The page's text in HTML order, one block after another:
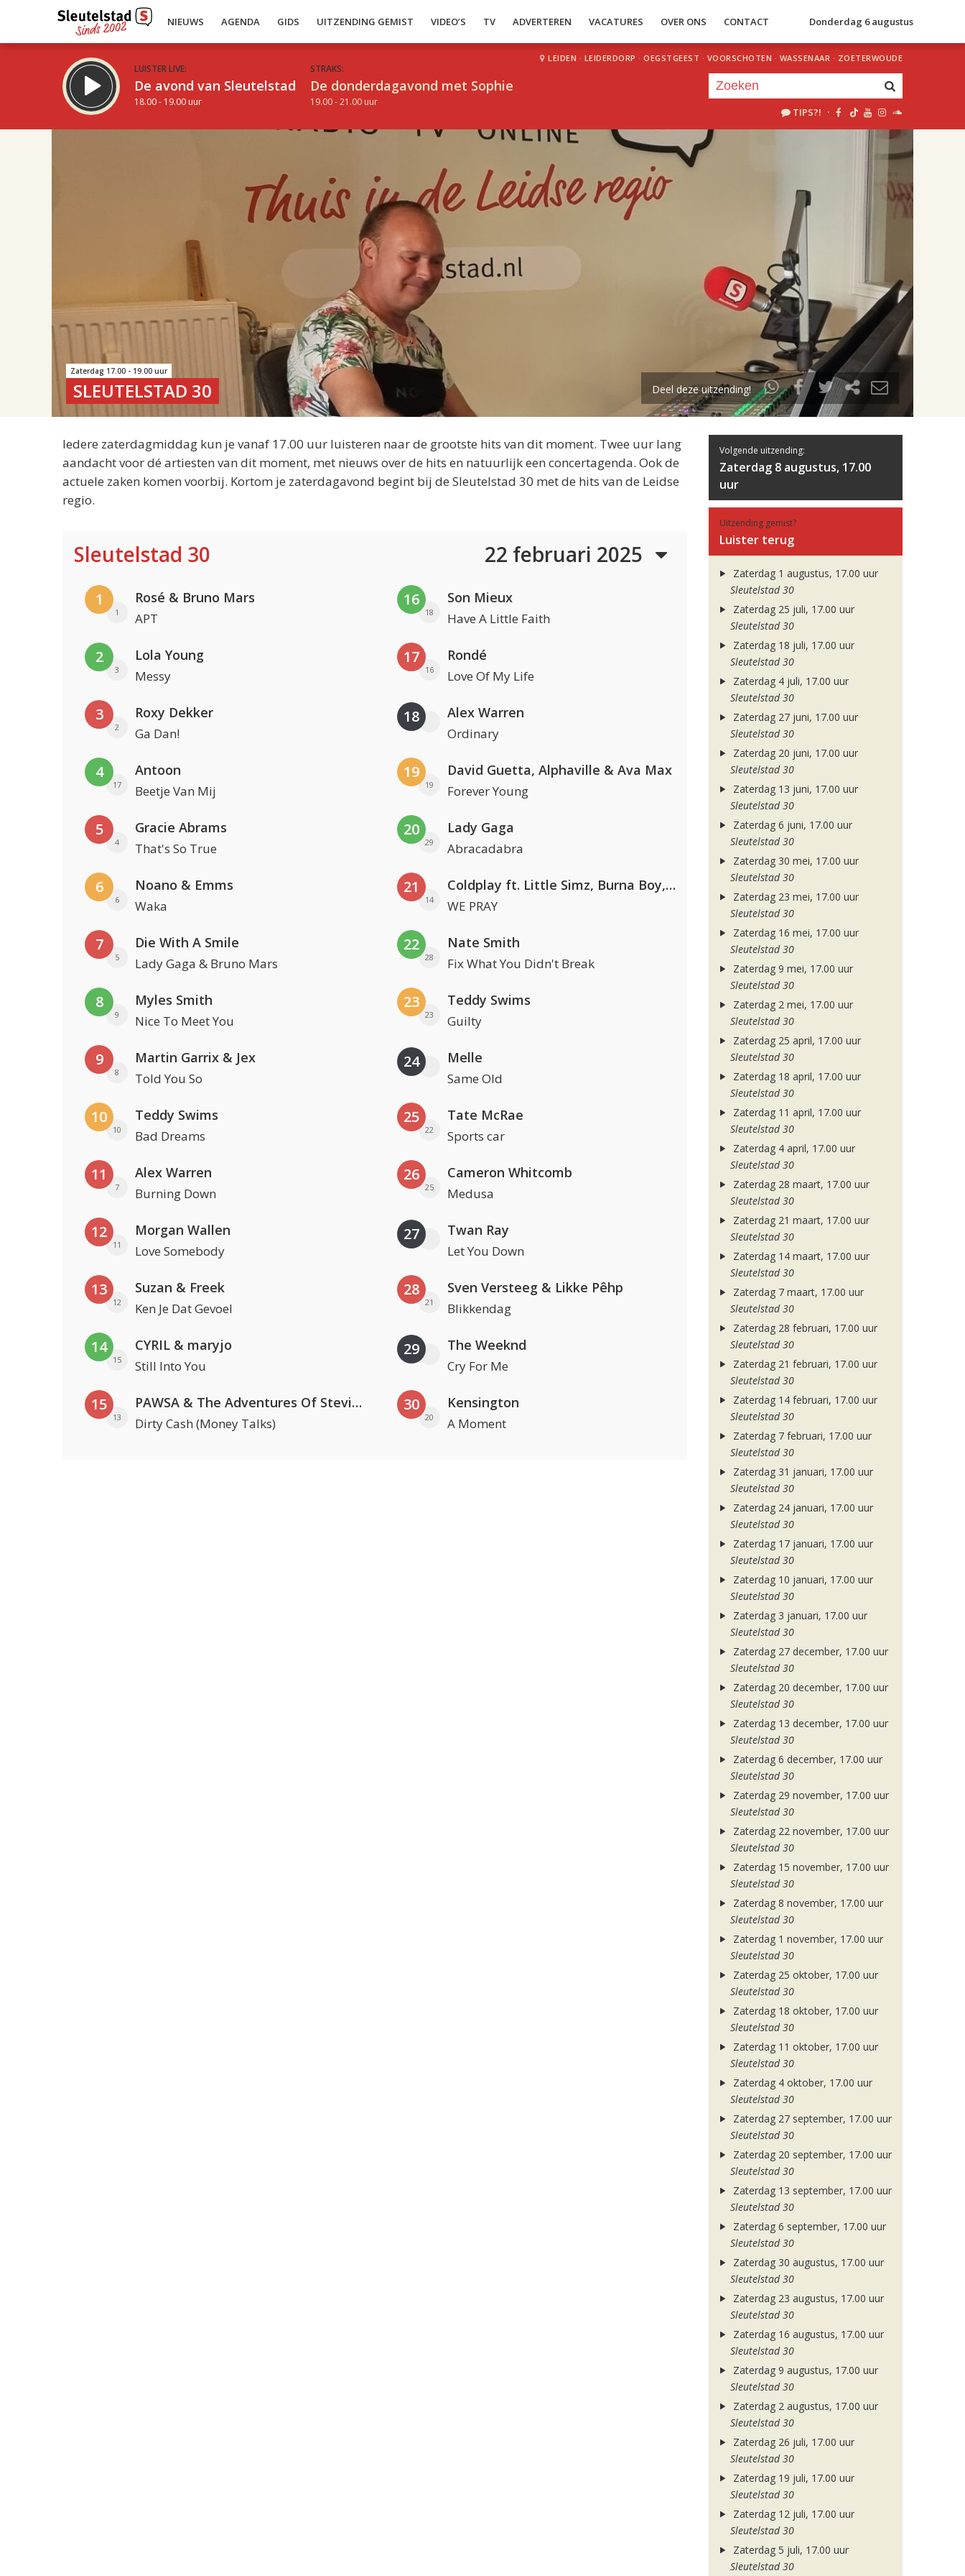
NIEUWS AGENDA GIDS UITZENDING GEMIST VIDEO’S TV ADVERTEREN VACATURES OVER ONS CONTACT Donderdag 6 augustus
LUISTER LIVE:
De avond van Sleutelstad
18.00 - 19.00 uur
STRAKS:
De donderdagavond met Sophie
19.00 - 21.00 uur
LEIDEN · LEIDERDORP · OEGSTGEEST · VOORSCHOTEN · WASSENAAR · ZOETERWOUDE
TIPS?! ·
uur 1 van 2
Volgend uur
Zaterdag 17.00 - 19.00 uur
SLEUTELSTAD 30 Deel deze uitzending!
Iedere zaterdagmiddag kun je vanaf 17.00 uur luisteren naar de grootste hits van dit moment. Twee uur lang
aandacht voor dé artiesten van dit moment, met nieuws over de hits en natuurlijk een concertagenda. Ook de
actuele zaken komen voorbij. Kortom je zaterdagavond begint bij de Sleutelstad 30 met de hits van de Leidse
regio.
Sleutelstad 30 22 februari 2025
1
1
Rosé & Bruno Mars
APT
2
3
Lola Young
Messy
3
2
Roxy Dekker
Ga Dan!
4
17
Antoon
Beetje Van Mij
5
4
Gracie Abrams
That's So True
6
6
Noano & Emms
Waka
7
5
Die With A Smile
Lady Gaga & Bruno Mars
8
9
Myles Smith
Nice To Meet You
9
8
Martin Garrix & Jex
Told You So
10
10
Teddy Swims
Bad Dreams
11
7
Alex Warren
Burning Down
12
11
Morgan Wallen
Love Somebody
13
12
Suzan & Freek
Ken Je Dat Gevoel
14
15
CYRIL & maryjo
Still Into You
15
13
PAWSA & The Adventures Of Stevie V
Dirty Cash (Money Talks)
16
18
Son Mieux
Have A Little Faith
17
16
Rondé
Love Of My Life
18 Alex Warren
Ordinary
19
19
David Guetta, Alphaville & Ava Max
Forever Young
20
29
Lady Gaga
Abracadabra
21
14
Coldplay ft. Little Simz, Burna Boy, Elyanna & Tini
WE PRAY
22
28
Nate Smith
Fix What You Didn't Break
23
23
Teddy Swims
Guilty
24 Melle
Same Old
25
22
Tate McRae
Sports car
26
25
Cameron Whitcomb
Medusa
27 Twan Ray
Let You Down
28
21
Sven Versteeg & Likke Pêhp
Blikkendag
29 The Weeknd
Cry For Me
30
20
Kensington
A Moment
Volgende uitzending:
Zaterdag 8 augustus, 17.00
uur
Uitzending gemist?
Luister terug
Zaterdag 1 augustus, 17.00 uur
Sleutelstad 30
Zaterdag 25 juli, 17.00 uur
Sleutelstad 30
Zaterdag 18 juli, 17.00 uur
Sleutelstad 30
Zaterdag 4 juli, 17.00 uur
Sleutelstad 30
Zaterdag 27 juni, 17.00 uur
Sleutelstad 30
Zaterdag 20 juni, 17.00 uur
Sleutelstad 30
Zaterdag 13 juni, 17.00 uur
Sleutelstad 30
Zaterdag 6 juni, 17.00 uur
Sleutelstad 30
Zaterdag 30 mei, 17.00 uur
Sleutelstad 30
Zaterdag 23 mei, 17.00 uur
Sleutelstad 30
Zaterdag 16 mei, 17.00 uur
Sleutelstad 30
Zaterdag 9 mei, 17.00 uur
Sleutelstad 30
Zaterdag 2 mei, 17.00 uur
Sleutelstad 30
Zaterdag 25 april, 17.00 uur
Sleutelstad 30
Zaterdag 18 april, 17.00 uur
Sleutelstad 30
Zaterdag 11 april, 17.00 uur
Sleutelstad 30
Zaterdag 4 april, 17.00 uur
Sleutelstad 30
Zaterdag 28 maart, 17.00 uur
Sleutelstad 30
Zaterdag 21 maart, 17.00 uur
Sleutelstad 30
Zaterdag 14 maart, 17.00 uur
Sleutelstad 30
Zaterdag 7 maart, 17.00 uur
Sleutelstad 30
Zaterdag 28 februari, 17.00 uur
Sleutelstad 30
Zaterdag 21 februari, 17.00 uur
Sleutelstad 30
Zaterdag 14 februari, 17.00 uur
Sleutelstad 30
Zaterdag 7 februari, 17.00 uur
Sleutelstad 30
Zaterdag 31 januari, 17.00 uur
Sleutelstad 30
Zaterdag 24 januari, 17.00 uur
Sleutelstad 30
Zaterdag 17 januari, 17.00 uur
Sleutelstad 30
Zaterdag 10 januari, 17.00 uur
Sleutelstad 30
Zaterdag 3 januari, 17.00 uur
Sleutelstad 30
Zaterdag 27 december, 17.00 uur
Sleutelstad 30
Zaterdag 20 december, 17.00 uur
Sleutelstad 30
Zaterdag 13 december, 17.00 uur
Sleutelstad 30
Zaterdag 6 december, 17.00 uur
Sleutelstad 30
Zaterdag 29 november, 17.00 uur
Sleutelstad 30
Zaterdag 22 november, 17.00 uur
Sleutelstad 30
Zaterdag 15 november, 17.00 uur
Sleutelstad 30
Zaterdag 8 november, 17.00 uur
Sleutelstad 30
Zaterdag 1 november, 17.00 uur
Sleutelstad 30
Zaterdag 25 oktober, 17.00 uur
Sleutelstad 30
Zaterdag 18 oktober, 17.00 uur
Sleutelstad 30
Zaterdag 11 oktober, 17.00 uur
Sleutelstad 30
Zaterdag 4 oktober, 17.00 uur
Sleutelstad 30
Zaterdag 27 september, 17.00 uur
Sleutelstad 30
Zaterdag 20 september, 17.00 uur
Sleutelstad 30
Zaterdag 13 september, 17.00 uur
Sleutelstad 30
Zaterdag 6 september, 17.00 uur
Sleutelstad 30
Zaterdag 30 augustus, 17.00 uur
Sleutelstad 30
Zaterdag 23 augustus, 17.00 uur
Sleutelstad 30
Zaterdag 16 augustus, 17.00 uur
Sleutelstad 30
Zaterdag 9 augustus, 17.00 uur
Sleutelstad 30
Zaterdag 2 augustus, 17.00 uur
Sleutelstad 30
Zaterdag 26 juli, 17.00 uur
Sleutelstad 30
Zaterdag 19 juli, 17.00 uur
Sleutelstad 30
Zaterdag 12 juli, 17.00 uur
Sleutelstad 30
Zaterdag 5 juli, 17.00 uur
Sleutelstad 30